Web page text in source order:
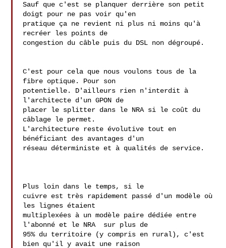
Sauf que c'est se planquer derrière son petit
doigt pour ne pas voir qu'en
pratique ça ne revient ni plus ni moins qu'à
recréer les points de
congestion du câble puis du DSL non dégroupé.
C'est pour cela que nous voulons tous de la
fibre optique. Pour son
potentielle. D'ailleurs rien n'interdit à
l'architecte d'un GPON de
placer le splitter dans le NRA si le coût du
câblage le permet.
L'architecture reste évolutive tout en
bénéficiant des avantages d'un
réseau déterministe et à qualités de service.
Plus loin dans le temps, si le
cuivre est très rapidement passé d'un modèle où
les lignes étaient
multiplexées à un modèle paire dédiée entre
l'abonné et le NRA  sur plus de
95% du territoire (y compris en rural), c'est
bien qu'il y avait une raison